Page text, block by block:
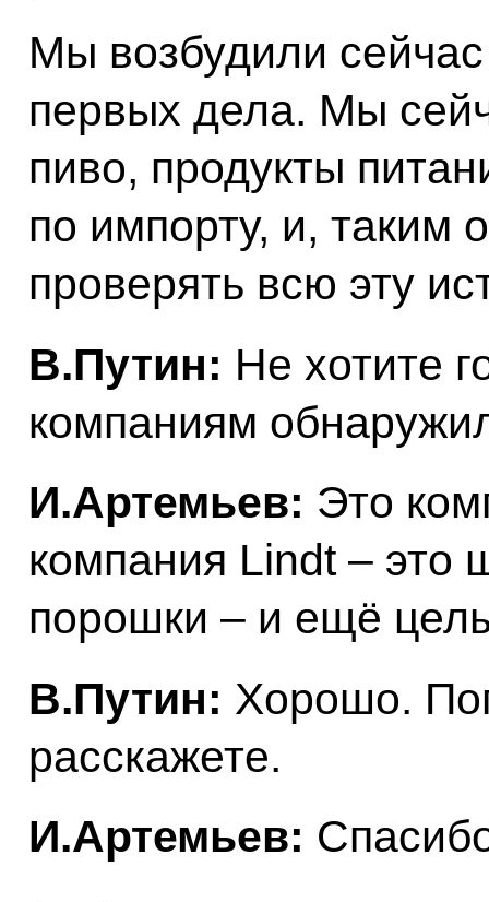
Мы возбудили
первых дела. Мы
пиво, продукты
по импорту, и, таким
проверять всю эту
В.Путин: Не хотите
компаниям
И.Артемьев: Это
компания Lindt – это
порошки – и ещё
В.Путин: Хорошо.
расскажете.
И.Артемьев: